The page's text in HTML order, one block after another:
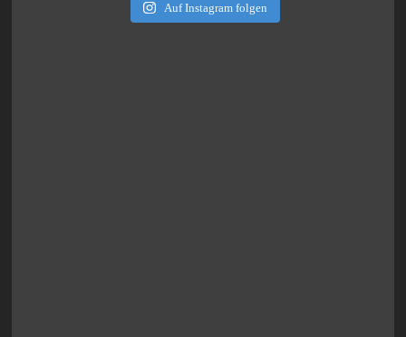
Auf Instagram folgen